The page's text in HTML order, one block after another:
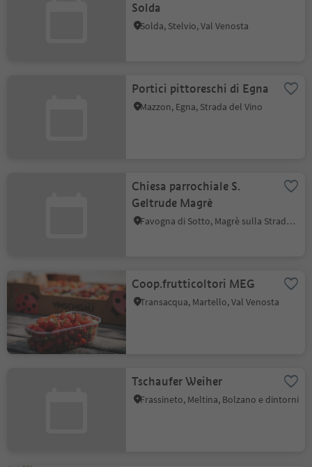
Solda
Solda, Stelvio, Val Venosta
Portici pittoreschi di Egna
Mazzon, Egna, Strada del Vino
Chiesa parrochiale S.
Geltrude Magrè
Favogna di Sotto, Magrè sulla Strada del Vino, Strada del Vino
Coop.frutticoltori MEG
Transacqua, Martello, Val Venosta
Tschaufer Weiher
Frassineto, Meltina, Bolzano e dintorni